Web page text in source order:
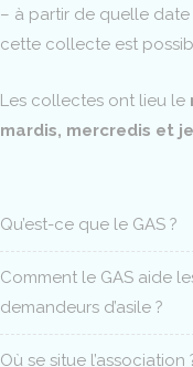
– à partir de quelle date
cette collecte est
Les collectes ont lieu le
mardis, mercredis et
Qu’est-ce que le GAS ?
Comment le GAS aide
demandeurs d’asile ?
Où se situe l’association